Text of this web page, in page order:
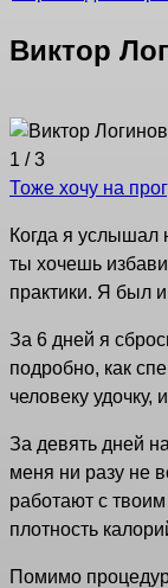
Виктор
1 /3
Тоже хочу на
Когда я услышал
ты хочешь
практики. Я был
За 6 дней я
подробно, как
человеку
За девять дней
меня ни разу не
работают с
плотность
Помимо